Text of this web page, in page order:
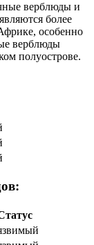
верблюды и
более
особенно
верблюды
полуострове.